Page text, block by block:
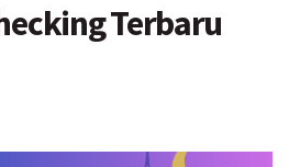
Terbaru